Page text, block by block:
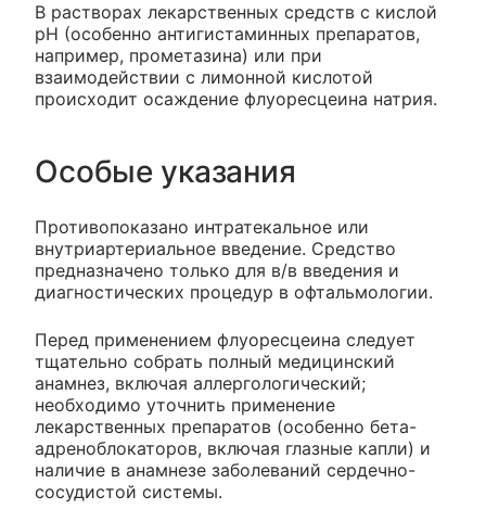
В растворах лекарственных средств с кислой
pH (особенно антигистаминных препаратов,
например, прометазина) или при
взаимодействии с лимонной кислотой
происходит осаждение флуоресцеина натрия.
Особые указания
Противопоказано интратекальное или
внутриартериальное введение. Средство
предназначено только для в/в введения и
диагностических процедур в офтальмологии.
Перед применением флуоресцеина следует
тщательно собрать полный медицинский
анамнез, включая аллергологический;
необходимо уточнить применение
лекарственных препаратов (особенно бета-
адреноблокаторов, включая глазные капли) и
наличие в анамнезе заболеваний сердечно-
сосудистой системы.